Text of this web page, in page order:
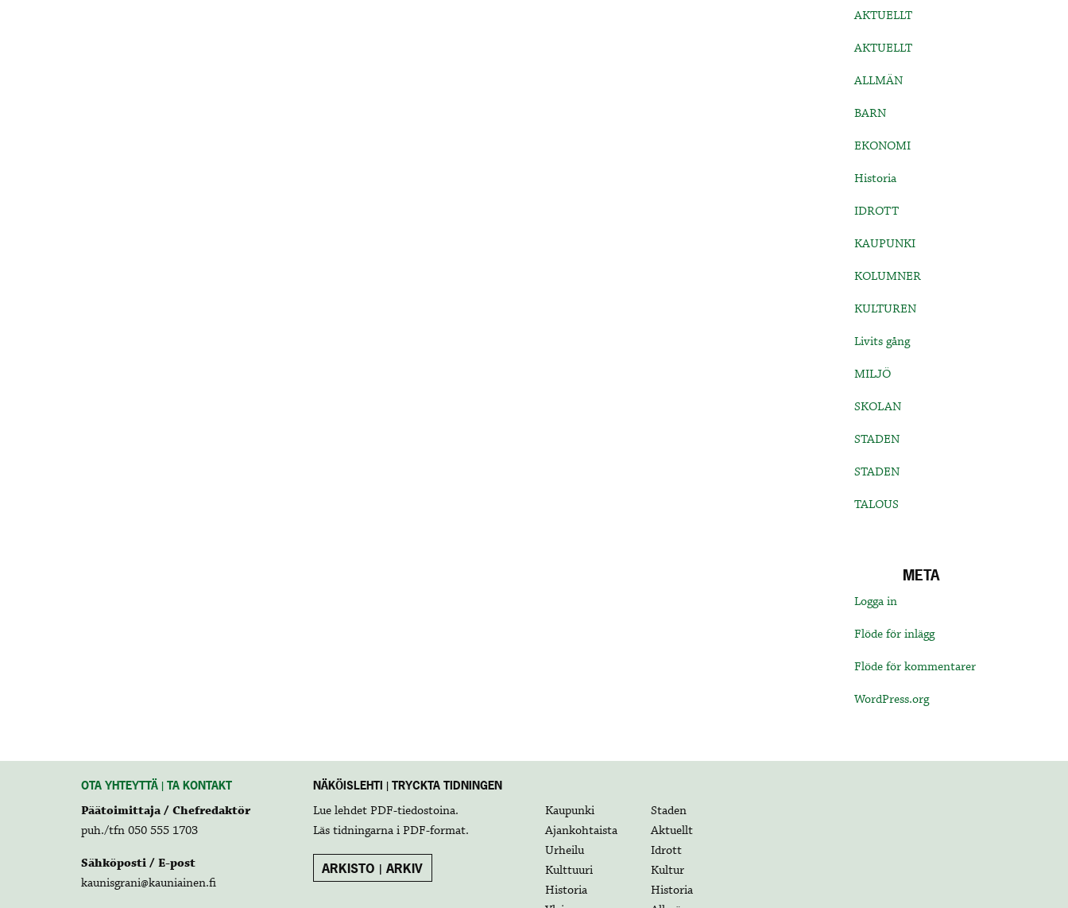
AKTUELLT
AKTUELLT
ALLMÄN
BARN
EKONOMI
Historia
IDROTT
KAUPUNKI
KOLUMNER
KULTUREN
Livits gång
MILJÖ
SKOLAN
STADEN
STADEN
TALOUS
META
Logga in
Flöde för inlägg
Flöde för kommentarer
WordPress.org
OTA YHTEYTTÄ | TA KONTAKT
Päätoimittaja / Chefredaktör
puh./tfn 050 555 1703
Sähköposti / E-post
kaunisgrani@kauniainen.fi
NÄKÖISLEHTI | TRYCKTA TIDNINGEN
Lue lehdet PDF-tiedostoina.
Läs tidningarna i PDF-format.
ARKISTO | ARKIV
Kaupunki
Staden
Ajankohtaista
Aktuellt
Urheilu
Idrott
Kulttuuri
Kultur
Historia
Historia